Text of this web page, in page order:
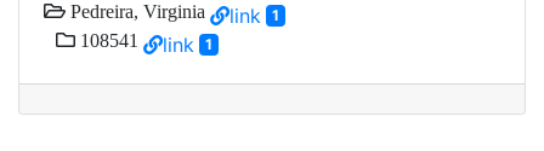
Pedreira, Virginia link 1
108541 link 1